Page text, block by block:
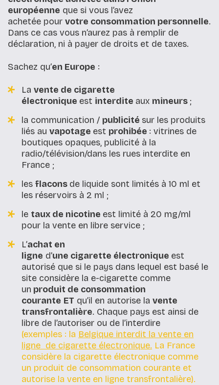
européenne que si vous l’avez
achetée pour votre consommation personnelle.
Dans ce cas vous n’aurez pas à remplir de
déclaration, ni à payer de droits et de taxes.
Sachez qu’en Europe :
La vente de cigarette
électronique est interdite aux mineurs ;
la communication / publicité sur les produits
liés au vapotage est prohibée : vitrines de
boutiques opaques, publicité à la
radio/télévision/dans les rues interdite en
France ;
les flacons de liquide sont limités à 10 ml et
les réservoirs à 2 ml ;
le taux de nicotine est limité à 20 mg/ml
pour la vente en libre service ;
L’achat en
ligne d’une cigarette électronique est
autorisé que si le pays dans lequel est basé le
site considère la e-cigarette comme
un produit de consommation
courante ET qu’il en autorise la vente
transfrontalière. Chaque pays est ainsi de
libre de l’autoriser ou de l’interdire
(exemples : la Belgique interdit la vente en
ligne de cigarette électronique. La France
considère la cigarette électronique comme
un produit de consommation courante et
autorise la vente en ligne transfrontalière).